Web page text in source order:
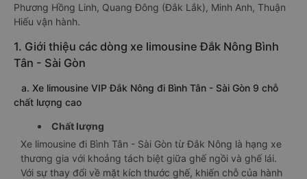
Phương Hồng Linh, Quang Đông (Đắk Lắk), Minh Anh, Thuận
Hiếu vận hành.
1. Giới thiệu các dòng xe limousine Đắk Nông Bình
Tân - Sài Gòn
a. Xe limousine VIP Đắk Nông đi Bình Tân - Sài Gòn 9 chỗ
chất lượng cao
Chất lượng
Xe limousine đi Bình Tân - Sài Gòn từ Đắk Nông là hạng xe
thương gia với khoảng tách biệt giữa ghế ngồi và ghế lái.
Với sự thay đổi về mặt kích thước ghế, khiến chỗ của hành